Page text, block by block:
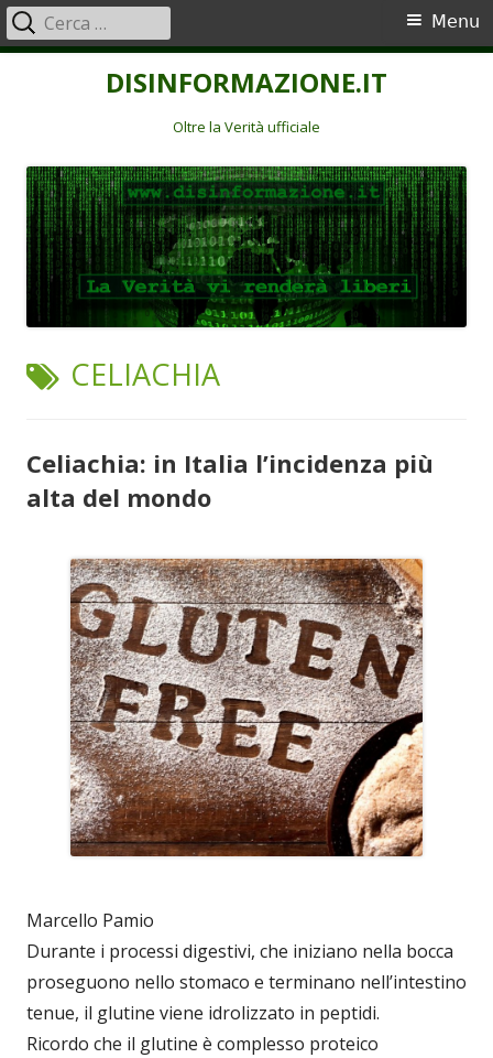
DISINFORMAZIONE.IT
Oltre la Verità ufficiale
Menu
principale
Menu
Ricerca
per:
TAG:
CELIACHIA
Celiachia: in Italia l’incidenza più
alta del mondo
Marcello Pamio
Durante i processi digestivi, che iniziano nella bocca
proseguono nello stomaco e terminano nell’intestino
tenue, il glutine viene idrolizzato in peptidi.
Ricordo che il glutine è complesso proteico